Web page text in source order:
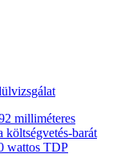
milliméteres
költségvetés-barát
wattos TDP